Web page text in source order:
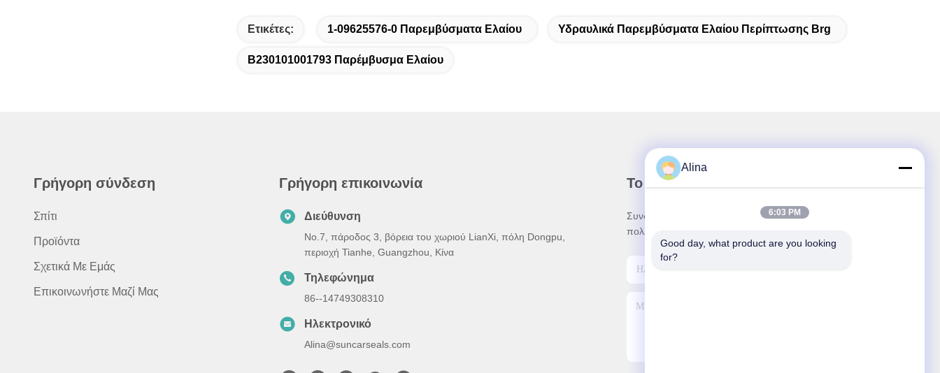
Ετικέτες: 1-09625576-0 Παρεμβύσματα Ελαίου Υδραυλικά Παρεμβύσματα Ελαίου Περίπτωσης Brg
B230101001793 Παρέμβυσμα Ελαίου
Γρήγορη σύνδεση
Σπίτι
Προϊόντα
Σχετικά Με Εμάς
Επικοινωνήστε Μαζί Μας
Γρήγορη επικοινωνία
Διεύθυνση
No.7, πάροδος 3, βόρεια του χωριού LianXi, πόλη Dongpu,
περιοχή Tianhe, Guangzhou, Κίνα
Τηλεφώνημα
86--14749308310
Ηλεκτρονικό
Alina@suncarseals.com
Το Δελτίο Ενημέρωσης
Συνδρομηθείτε στο ενημερωτικό μας δελτίο για εκπτώσεις και
πολλά άλλα.
Alina
6:03 PM
Good day, what product are you looking
for?